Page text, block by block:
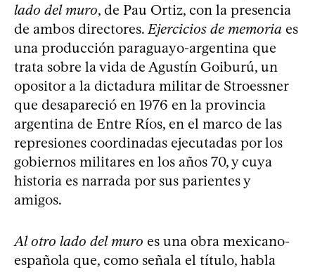
lado del muro, de Pau Ortiz, con la presencia
de ambos directores.Ejercicios de memoria es
una producción paraguayo-argentina que
trata sobre la vida de Agustín Goiburú, un
opositor a la dictadura militar de Stroessner
que desapareció en 1976 en la provincia
argentina de Entre Ríos, en el marco de las
represiones coordinadas ejecutadas por los
gobiernos militares en los años 70, y cuya
historia es narrada por sus parientes y
amigos.
Al otro lado del muro es una obra mexicano-
española que, como señala el título, habla